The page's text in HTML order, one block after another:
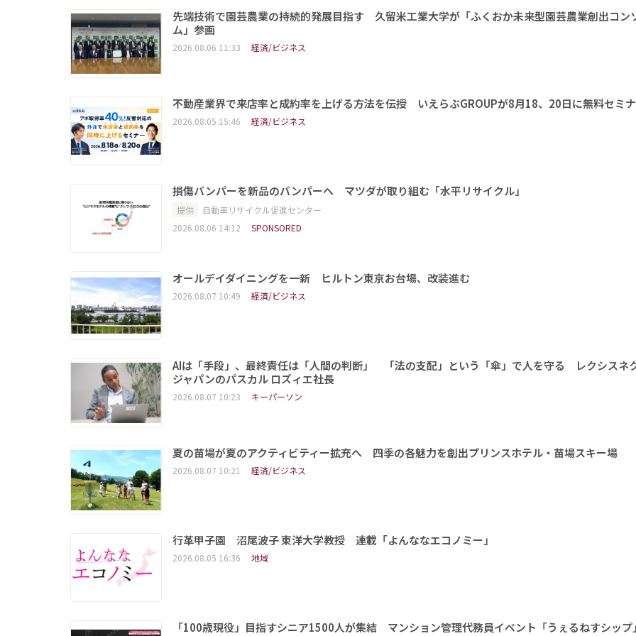
先端技術で園芸農業の持続的発展目指す 久留米工業大学が「ふくおか未来型園芸農業創出コン
ム」参画
2026.08.06 11:33 経済/ビジネス
不動産業界で来店率と成約率を上げる方法を伝授 いえらぶGROUPが8月18、20日に無料セミ
2026.08.05 15:46 経済/ビジネス
損傷バンパーを新品のバンパーへ マツダが取り組む「水平リサイクル」
提供
自動車リサイクル促進センター
2026.08.06 14:12
SPONSORED
オールデイダイニングを一新 ヒルトン東京お台場、改装進む
2026.08.07 10:49 経済/ビジネス
AIは「手段」、最終責任は「人間の判断」 「法の支配」という「傘」で人を守る レクシスネ
ジャパンのパスカル ロズィエ社長
2026.08.07 10:23 キーパーソン
夏の苗場が夏のアクティビティー拡充へ 四季の各魅力を創出プリンスホテル・苗場スキー場
2026.08.07 10:21 経済/ビジネス
行革甲子園 沼尾波子 東洋大学教授 連載「よんななエコノミー」
2026.08.05 16:36 地域
「100歳現役」目指すシニア1500人が集結 マンション管理代務員イベント「うぇるねすシップ」